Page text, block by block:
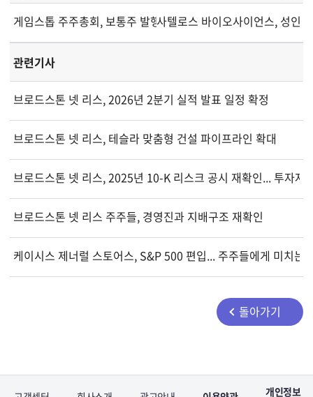
게임스톱 주주총회, 보통주 발행 한도 확대 승인
사텔로스 바이오사이언스, 성인
관련기사
브로드스톤 넷 리스, 2026년 2분기 실적 발표 일정 확정
브로드스톤 넷 리스, 테슬라 맞춤형 건설 파이프라인 확대
브로드스톤 넷 리스, 2025년 10-K 리스크 공시 재확인... 투자자
브로드스톤 넷 리스 주주들, 경영진과 지배구조 재확인
케이시스 제너럴 스토어스, S&P 500 편입... 주주들에게 미치는
돌아가기
개인정보